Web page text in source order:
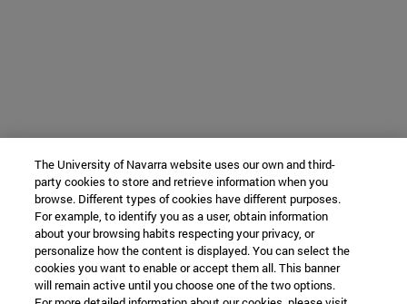
The University of Navarra website uses our own and third-
party cookies to store and retrieve information when you
browse. Different types of cookies have different purposes.
For example, to identify you as a user, obtain information
about your browsing habits respecting your privacy, or
personalize how the content is displayed. You can select the
cookies you want to enable or accept them all. This banner
will remain active until you choose one of the two options.